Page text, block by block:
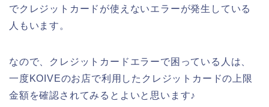
でクレジットカードが使えないエラーが発生している
人もいます。
なので、クレジットカードエラーで困っている人は、
一度KOIVEのお店で利用したクレジットカードの上限
金額を確認されてみるとよいと思います♪